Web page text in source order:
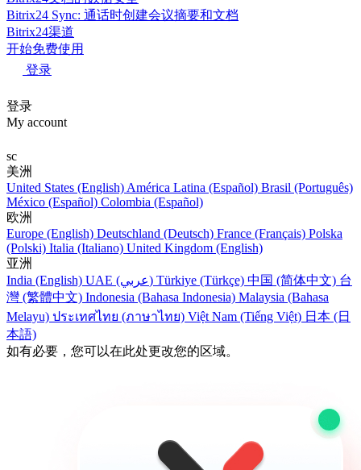
Bitrix24 Sync: 通话时创建会议摘要和文档
Bitrix24渠道
开始免费使用
登录
登录
My account
sc
美洲
United States (English) América Latina (Español) Brasil (Português)
México (Español) Colombia (Español)
欧洲
Europe (English) Deutschland (Deutsch) France (Français) Polska
(Polski) Italia (Italiano) United Kingdom (English)
亚洲
India (English)
UAE (عربي) Türkiye (Türkçe) 中国 (简体中文) 台
灣 (繁體中文) Indonesia (Bahasa Indonesia) Malaysia (Bahasa
Melayu) ประเทศไทย (ภาษาไทย) Việt Nam (Tiếng Việt) 日本 (日
本語)
如有必要，您可以在此处更改您的区域。